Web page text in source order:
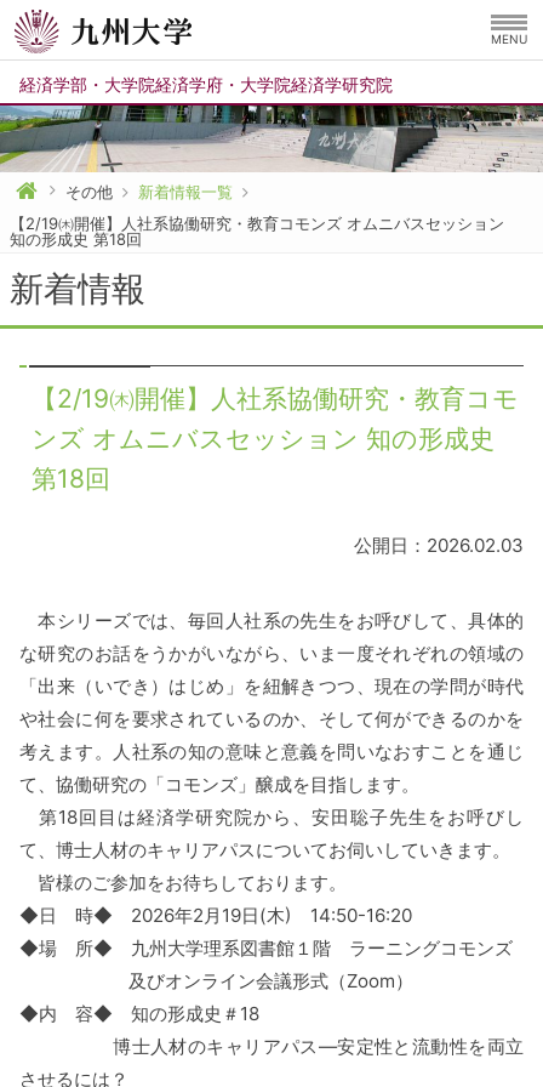
経済学部 ・ 大学院経済学府 ・ 大学院経済学研究院
MENU
その他
新着情報一覧
【2/19㈭開催】人社系協働研究・教育コモンズ オムニバスセッション
知の形成史 第18回
新着情報
【2/19㈭開催】人社系協働研究・教育コモ
ンズ オムニバスセッション 知の形成史
第18回
公開日：2026.02.03
本シリーズでは、毎回人社系の先生をお呼びして、具体的
な研究のお話をうかがいながら、いま一度それぞれの領域の
「出来（いでき）はじめ」を紐解きつつ、現在の学問が時代
や社会に何を要求されているのか、そして何ができるのかを
考えます。人社系の知の意味と意義を問いなおすことを通じ
て、協働研究の「コモンズ」醸成を目指します。
第18回目は経済学研究院から、安田聡子先生をお呼びし
て、博士人材のキャリアパスについてお伺いしていきます。
皆様のご参加をお待ちしております。
◆日 時◆ 2026年2月19日(木) 14:50-16:20
◆場 所◆ 九州大学理系図書館１階 ラーニングコモンズ
及びオンライン会議形式（Zoom）
◆内 容◆ 知の形成史＃18
博士人材のキャリアパス―安定性と流動性を両立
させるには？